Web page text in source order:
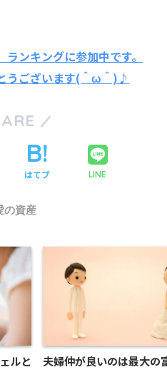
ンキングに参加中です。
うございます(＾ω＾)♪
はてブ LINE
の資産
ルと
夫婦仲が良いのは最大